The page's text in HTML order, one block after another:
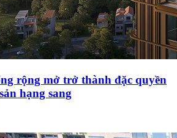
rộng mở trở thành đặc quyền
hạng sang